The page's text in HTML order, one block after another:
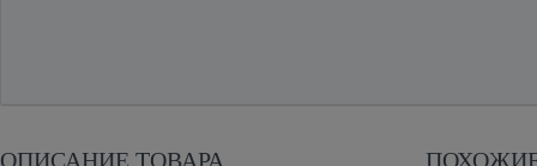
ОПИСАНИЕ ТОВАРА